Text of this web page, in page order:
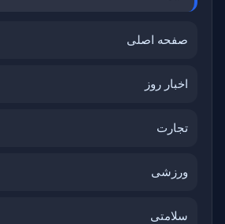
صفحه اصلی
اخبار روز
تجارت
ورزشی
سلامتی